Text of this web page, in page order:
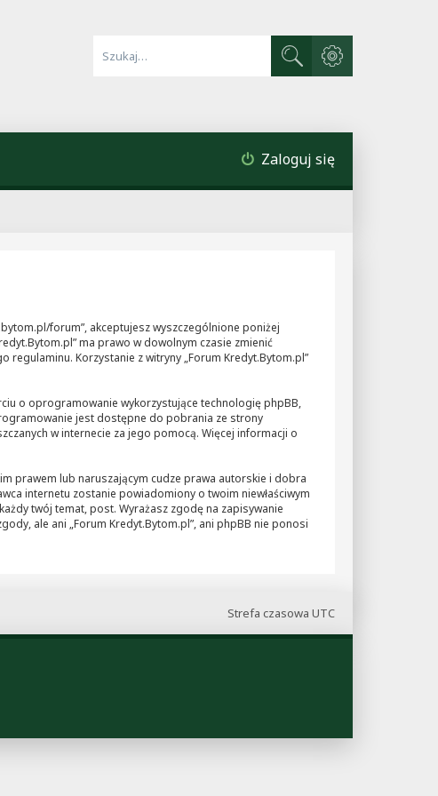
Szukaj
Wyszukiwanie
Zaloguj się
forum”, akceptujesz wyszczególnione poniżej
ma prawo w dowolnym czasie zmienić
Korzystanie z witryny „Forum Kredyt.Bytom.pl”
o oprogramowanie wykorzystujące technologię phpBB,
jest dostępne do pobrania ze strony
w internecie za jego pomocą. Więcej informacji o
prawem lub naruszającym cudze prawa autorskie i dobra
internetu zostanie powiadomiony o twoim niewłaściwym
twój temat, post. Wyrażasz zgodę na zapisywanie
ale ani „Forum Kredyt.Bytom.pl”, ani phpBB nie ponosi
Strefa czasowa UTC